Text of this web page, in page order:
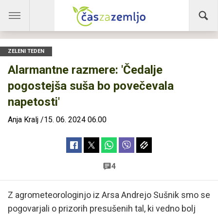
ZELENI TEDEN
Alarmantne razmere: 'Čedalje
pogostejša suša bo povečevala
napetosti'
Anja Kralj /15. 06. 2024 06.00
4
Z agrometeorologinjo iz Arsa Andrejo Sušnik smo se
pogovarjali o prizorih presušenih tal, ki vedno bolj